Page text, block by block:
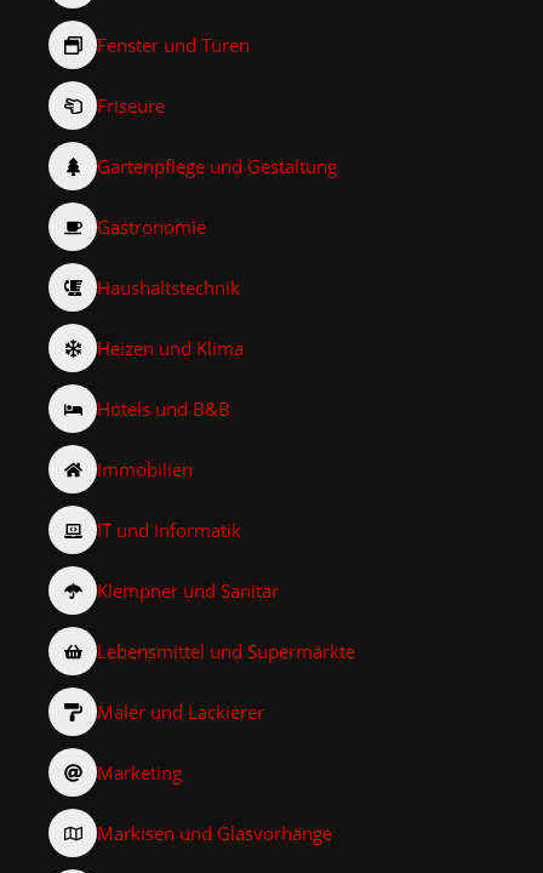
Fenster und Türen
Friseure
Gartenpflege und Gestaltung
Gastronomie
Haushaltstechnik
Heizen und Klima
Hotels und B&B
Immobilien
IT und Informatik
Klempner und Sanitär
Lebensmittel und Supermärkte
Maler und Lackierer
Marketing
Markisen und Glasvorhänge